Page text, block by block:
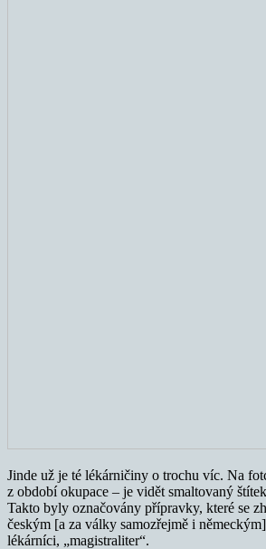
Jinde už je té lékárničiny o trochu víc. Na
z období okupace – je vidět smaltovaný
Takto byly označovány přípravky, které se
českým [a za války samozřejmě i
lékárníci, „magistraliter“.